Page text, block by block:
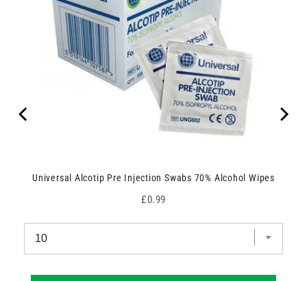
Universal Alcotip Pre Injection Swabs 70% Alcohol Wipes
Price
£0.99